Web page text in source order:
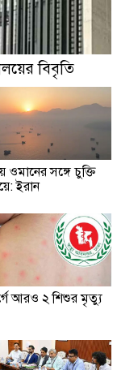
বিবৃতি
ওমানের সঙ্গে চুক্তি
ইরান
আরও ২ শিশুর মৃত্যু